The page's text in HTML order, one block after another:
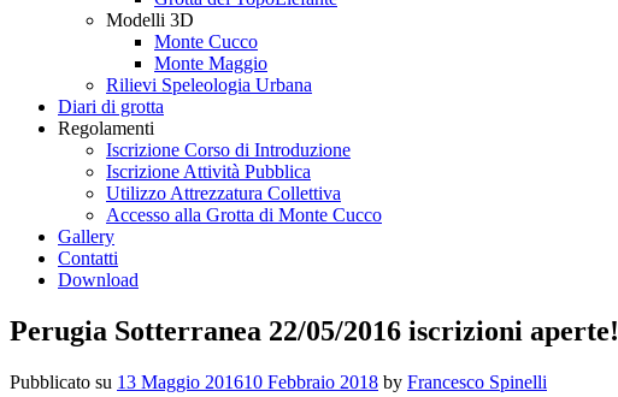
Modelli 3D
Monte Cucco
Monte Maggio
Rilievi Speleologia Urbana
Diari di grotta
Regolamenti
Iscrizione Corso di Introduzione
Iscrizione Attività Pubblica
Utilizzo Attrezzatura Collettiva
Accesso alla Grotta di Monte Cucco
Gallery
Contatti
Download
Perugia Sotterranea 22/05/2016 iscrizioni aperte!
Pubblicato su 13 Maggio 201610 Febbraio 2018 by Francesco Spinelli